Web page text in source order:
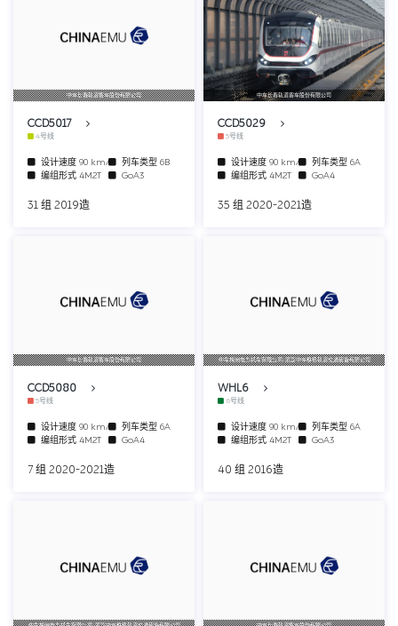
中车长春轨道客车股份有限公司
CCD5017
4号线
设计速度 90 km/h 列车类型 6B
编组形式 4M2T GoA3
31 组 2019造
中车长春轨道客车股份有限公司
CCD5029
5号线
设计速度 90 km/h 列车类型 6A
编组形式 4M2T GoA4
35 组 2020-2021造
中车长春轨道客车股份有限公司
CCD5080
5号线
设计速度 90 km/h 列车类型 6A
编组形式 4M2T GoA4
7 组 2020-2021造
中车株洲电力机车有限公司/武汉中车株机轨道交通装备有限公司
WHL6
6号线
设计速度 90 km/h 列车类型 6A
编组形式 4M2T GoA3
40 组 2016造